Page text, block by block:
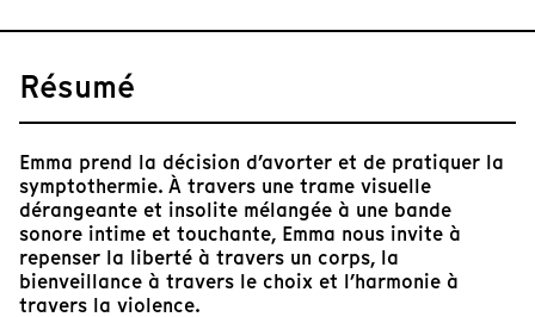
Résumé
Emma prend la décision d’avorter et de pratiquer la
symptothermie. À travers une trame visuelle
dérangeante et insolite mélangée à une bande
sonore intime et touchante, Emma nous invite à
repenser la liberté à travers un corps, la
bienveillance à travers le choix et l’harmonie à
travers la violence.